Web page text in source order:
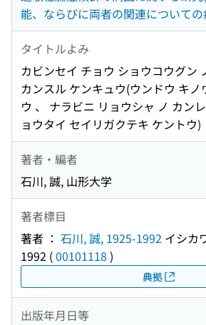
能、ならびに両者の関連について
タイトルよみ
カビンセイ チョウ ショウコウグン
カンスル ケンキュウ(ウンドウ キノ
ウ 、 ナラビニ リョウシャ ノ カン
ョウタイ セイリガクテキ ケントウ)
著者・編者
石川, 誠, 山形大学
著者標目
著者 ： 石川, 誠, 1925-1992 イシカ
1992 (00101118 )
典拠
出版年月日等